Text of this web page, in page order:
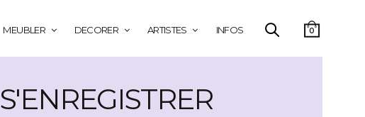
MEUBLER DECORER ARTISTES INFOS 0
S'ENREGISTRER